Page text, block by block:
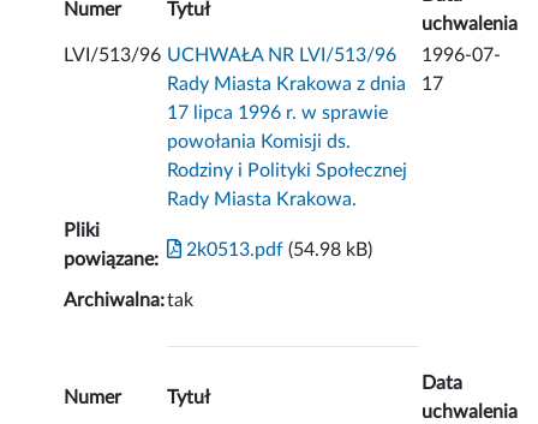
Numer Tytuł
uchwalenia
LVI/513/96 UCHWAŁA NR LVI/513/96
Rady Miasta Krakowa z dnia
17 lipca 1996 r. w sprawie
powołania Komisji ds.
Rodziny i Polityki Społecznej
Rady Miasta Krakowa.
1996-07-
17
Pliki
powiązane:
2k0513.pdf (54.98 kB)
Archiwalna:tak
Numer Tytuł
Data
uchwalenia